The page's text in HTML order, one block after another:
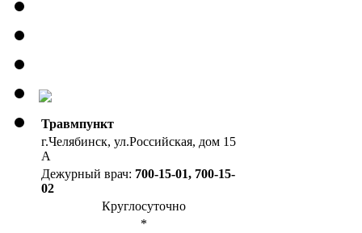
Травмпункт
г.Челябинск, ул.Российская, дом 15
А
Дежурный врач: 700-15-01, 700-15-
02
Круглосуточно
*